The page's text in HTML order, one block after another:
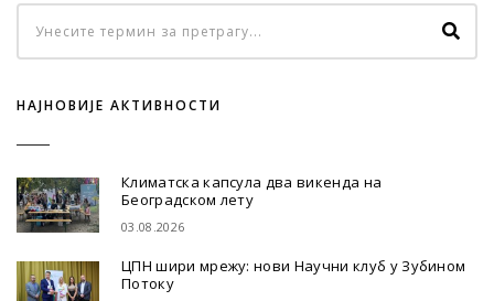
НАЈНОВИЈЕ АКТИВНОСТИ
Климатска капсула два викенда на
Београдском лету
03.08.2026
ЦПН шири мрежу: нови Научни клуб у Зубином
Потоку